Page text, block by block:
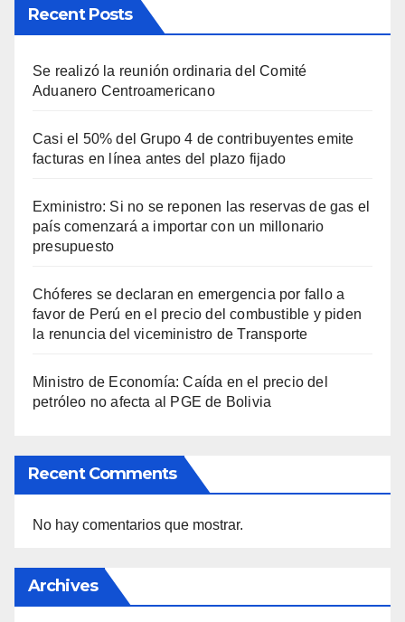
Recent Posts
Se realizó la reunión ordinaria del Comité
Aduanero Centroamericano
Casi el 50% del Grupo 4 de contribuyentes emite
facturas en línea antes del plazo fijado
Exministro: Si no se reponen las reservas de gas el
país comenzará a importar con un millonario
presupuesto
Chóferes se declaran en emergencia por fallo a
favor de Perú en el precio del combustible y piden
la renuncia del viceministro de Transporte
Ministro de Economía: Caída en el precio del
petróleo no afecta al PGE de Bolivia
Recent Comments
No hay comentarios que mostrar.
Archives